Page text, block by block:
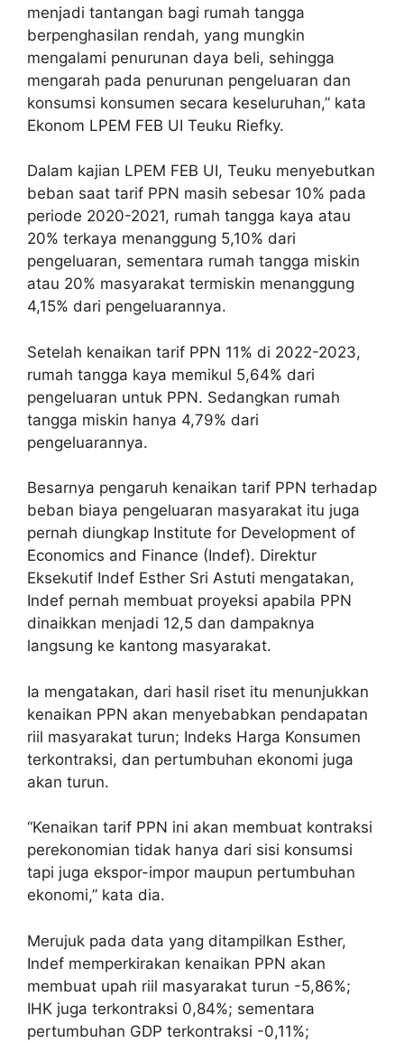
menjadi tantangan bagi rumah tangga
berpenghasilan rendah, yang mungkin
mengalami penurunan daya beli, sehingga
mengarah pada penurunan pengeluaran dan
konsumsi konsumen secara keseluruhan,” kata
Ekonom LPEM FEB UI Teuku Riefky.
Dalam kajian LPEM FEB UI, Teuku menyebutkan
beban saat tarif PPN masih sebesar 10% pada
periode 2020-2021, rumah tangga kaya atau
20% terkaya menanggung 5,10% dari
pengeluaran, sementara rumah tangga miskin
atau 20% masyarakat termiskin menanggung
4,15% dari pengeluarannya.
Setelah kenaikan tarif PPN 11% di 2022-2023,
rumah tangga kaya memikul 5,64% dari
pengeluaran untuk PPN. Sedangkan rumah
tangga miskin hanya 4,79% dari
pengeluarannya.
Besarnya pengaruh kenaikan tarif PPN terhadap
beban biaya pengeluaran masyarakat itu juga
pernah diungkap Institute for Development of
Economics and Finance (Indef). Direktur
Eksekutif Indef Esther Sri Astuti mengatakan,
Indef pernah membuat proyeksi apabila PPN
dinaikkan menjadi 12,5 dan dampaknya
langsung ke kantong masyarakat.
Ia mengatakan, dari hasil riset itu menunjukkan
kenaikan PPN akan menyebabkan pendapatan
riil masyarakat turun; Indeks Harga Konsumen
terkontraksi, dan pertumbuhan ekonomi juga
akan turun.
“Kenaikan tarif PPN ini akan membuat kontraksi
perekonomian tidak hanya dari sisi konsumsi
tapi juga ekspor-impor maupun pertumbuhan
ekonomi,” kata dia.
Merujuk pada data yang ditampilkan Esther,
Indef memperkirakan kenaikan PPN akan
membuat upah riil masyarakat turun -5,86%;
IHK juga terkontraksi 0,84%; sementara
pertumbuhan GDP terkontraksi -0,11%;